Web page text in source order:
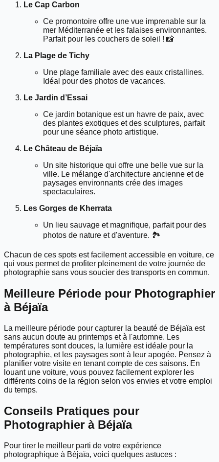
Le Cap Carbon
Ce promontoire offre une vue imprenable sur la
mer Méditerranée et les falaises environnantes.
Parfait pour les couchers de soleil ! 📸
La Plage de Tichy
Une plage familiale avec des eaux cristallines.
Idéal pour des photos de vacances.
Le Jardin d’Essai
Ce jardin botanique est un havre de paix, avec
des plantes exotiques et des sculptures, parfait
pour une séance photo artistique.
Le Château de Béjaïa
Un site historique qui offre une belle vue sur la
ville. Le mélange d'architecture ancienne et de
paysages environnants crée des images
spectaculaires.
Les Gorges de Kherrata
Un lieu sauvage et magnifique, parfait pour des
photos de nature et d'aventure. 🏞️
Chacun de ces spots est facilement accessible en voiture, ce
qui vous permet de profiter pleinement de votre journée de
photographie sans vous soucier des transports en commun.
Meilleure Période pour Photographier
à Béjaïa
La meilleure période pour capturer la beauté de Béjaïa est
sans aucun doute au printemps et à l'automne. Les
températures sont douces, la lumière est idéale pour la
photographie, et les paysages sont à leur apogée. Pensez à
planifier votre visite en tenant compte de ces saisons. En
louant une voiture, vous pouvez facilement explorer les
différents coins de la région selon vos envies et votre emploi
du temps.
Conseils Pratiques pour
Photographier à Béjaïa
Pour tirer le meilleur parti de votre expérience
photographique à Béjaïa, voici quelques astuces :